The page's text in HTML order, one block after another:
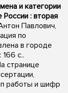
и категории
России : вторая
Павлович,
по
в городе
с..
странице
работы и шифр